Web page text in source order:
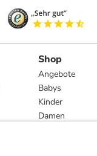
Shop
Angebote
Babys
Kinder
Damen